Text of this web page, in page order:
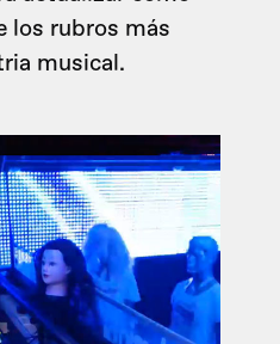
los rubros más
musical.